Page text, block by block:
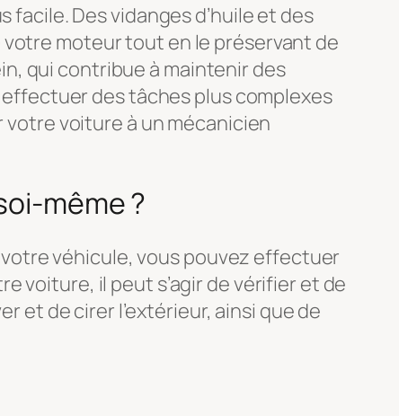
Des vidanges d’huile et des
moteur tout en le préservant de
qui contribue à maintenir des
des tâches plus complexes
voiture à un mécanicien
même ?
véhicule, vous pouvez effectuer
voiture, il peut s’agir de vérifier et de
et de cirer l’extérieur, ainsi que de